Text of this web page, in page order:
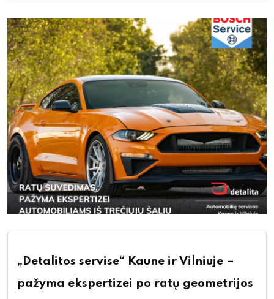
„Detalitos servise“ Kaune ir Vilniuje –
pažyma ekspertizei po ratų geometrijos